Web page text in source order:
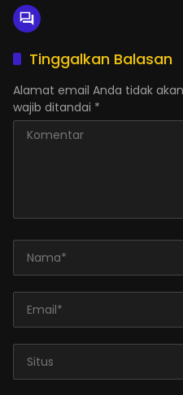
Tinggalkan Balasan
Alamat email Anda tidak
wajib ditandai *